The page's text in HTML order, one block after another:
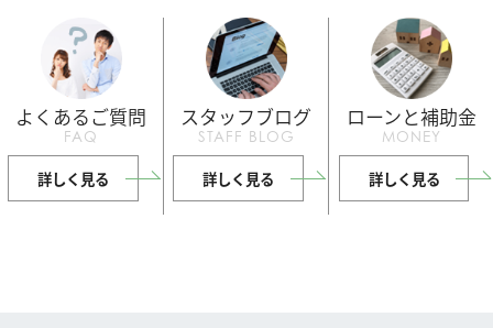
よくあるご質問
FAQ
詳しく見る
スタッフブログ
STAFF BLOG
詳しく見る
ローンと補助金
MONEY
詳しく見る